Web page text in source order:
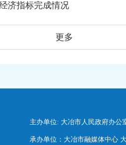
济指标完成情况
更多
主办单位: 大冶市人民政府办公
承办单位：大冶市融媒体中心